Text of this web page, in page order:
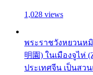
1,028 views
พระราชวังหยวนหมิ
明園) ในเมืองจูไห่
ประเทศจีน เป็นสว